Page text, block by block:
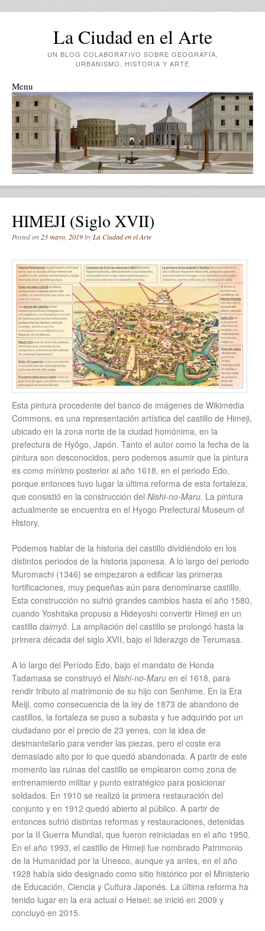
La Ciudad en el Arte
UN BLOG COLABORATIVO SOBRE GEOGRAFÍA,
URBANISMO, HISTORIA Y ARTE
Menu
Skip to content
HIMEJI (siglo XVII)
Posted on 23 mayo, 2019by La Ciudad en el Arte
Esta pintura procedente del banco de imágenes de Wikimedia
Commons, es una representación artística del castillo de Himeji,
ubicado en la zona norte de la ciudad homónima, en la
prefectura de Hyōgo, Japón. Tanto el autor como la fecha de la
pintura son desconocidos, pero podemos asumir que la pintura
es como mínimo posterior al año 1618, en el periodo Edo,
porque entonces tuvo lugar la última reforma de esta fortaleza,
que consistió en la construcción del Nishi-no-Maru. La pintura
actualmente se encuentra en el Hyogo Prefectural Museum of
History.
Podemos hablar de la historia del castillo dividiéndolo en los
distintos periodos de la historia japonesa. A lo largo del periodo
Muromachi (1346) se empezaron a edificar las primeras
fortificaciones, muy pequeñas aún para denominarse castillo.
Esta construcción no sufrió grandes cambios hasta el año 1580,
cuando Yoshitaka propuso a Hideyoshi convertir Himeji en un
castillo daimyō. La ampliación del castillo se prolongó hasta la
primera década del siglo XVII, bajo el liderazgo de Terumasa.
A lo largo del Período Edo, bajo el mandato de Honda
Tadamasa se construyó el Nishi-no-Maru en el 1618, para
rendir tributo al matrimonio de su hijo con Senhime. En la Era
Meiji, como consecuencia de la ley de 1873 de abandono de
castillos, la fortaleza se puso a subasta y fue adquirido por un
ciudadano por el precio de 23 yenes, con la idea de
desmantelarlo para vender las piezas, pero el coste era
demasiado alto por lo que quedó abandonada. A partir de este
momento las ruinas del castillo se emplearon como zona de
entrenamiento militar y punto estratégico para posicionar
soldados. En 1910 se realizó la primera restauración del
conjunto y en 1912 quedó abierto al público. A partir de
entonces sufrió distintas reformas y restauraciones, detenidas
por la II Guerra Mundial, que fueron reiniciadas en el año 1950.
En el año 1993, el castillo de Himeji fue nombrado Patrimonio
de la Humanidad por la Unesco, aunque ya antes, en el año
1928 había sido designado como sitio histórico por el Ministerio
de Educación, Ciencia y Cultura Japonés. La última reforma ha
tenido lugar en la era actual o Heisei; se inició en 2009 y
concluyó en 2015.